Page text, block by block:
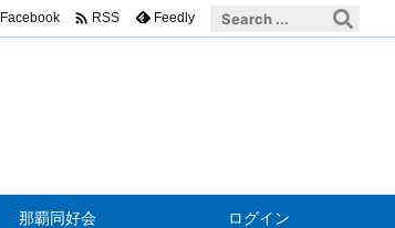
那覇同好会 ログイン
Facebook  RSS Feedly